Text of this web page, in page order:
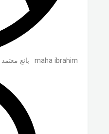
maha ibrahim بائع معتمد